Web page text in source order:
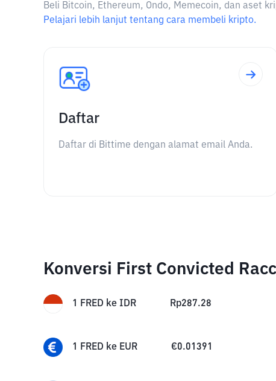
Beli Bitcoin, Ethereum, Ondo, Memecoin, dan aset
Pelajari lebih lanjut tentang cara membeli kripto.
Daftar
Daftar di Bittime dengan alamat email Anda.
Konversi First Convicted
1 FRED ke IDR Rp287.28
1 FRED ke EUR €0.01391